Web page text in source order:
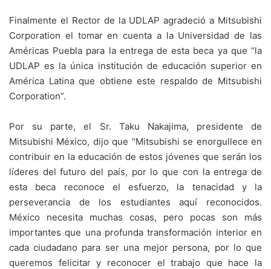
Finalmente el Rector de la UDLAP agradeció a Mitsubishi
Corporation el tomar en cuenta a la Universidad de las
Américas Puebla para la entrega de esta beca ya que “la
UDLAP es la única institución de educación superior en
América Latina que obtiene este respaldo de Mitsubishi
Corporation”.
Por su parte, el Sr. Taku Nakajima, presidente de
Mitsubishi México, dijo que “Mitsubishi se enorgullece en
contribuir en la educación de estos jóvenes que serán los
líderes del futuro del país, por lo que con la entrega de
esta beca reconoce el esfuerzo, la tenacidad y la
perseverancia de los estudiantes aquí reconocidos.
México necesita muchas cosas, pero pocas son más
importantes que una profunda transformación interior en
cada ciudadano para ser una mejor persona, por lo que
queremos felicitar y reconocer el trabajo que hace la